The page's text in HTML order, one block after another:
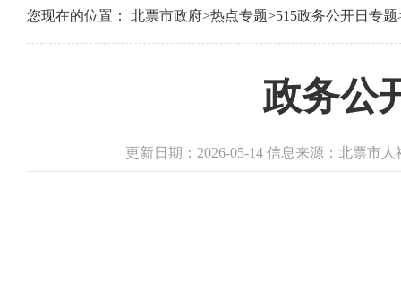
您现在的位置： 北票市政府>热点专题>515政务公开日专题
政务公
更新日期：2026-05-14 信息来源：北票市